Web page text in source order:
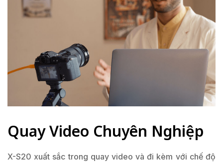
Quay Video Chuyên Nghiệp
X-S20 xuất sắc trong quay video và đi kèm với chế độ